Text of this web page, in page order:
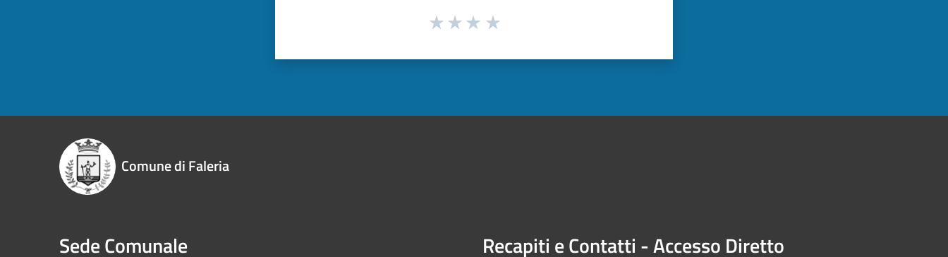
Comune di Faleria
Sede Comunale Recapiti e Contatti - Accesso Diretto